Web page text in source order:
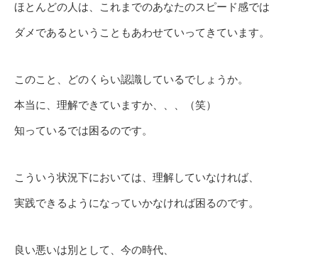
ほとんどの人は、これまでのあなたのスピード感では
ダメであるということもあわせていってきています。
このこと、どのくらい認識しているでしょうか。
本当に、理解できていますか、、、（笑）
知っているでは困るのです。
こういう状況下においては、理解していなければ、
実践できるようになっていかなければ困るのです。
良い悪いは別として、今の時代、